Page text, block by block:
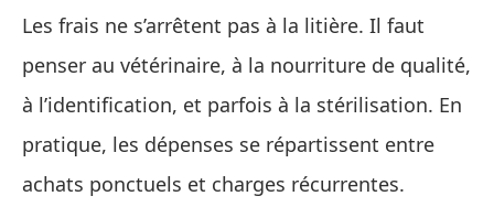
Les frais ne s’arrêtent pas à la litière. Il faut
penser au vétérinaire, à la nourriture de qualité,
à l’identification, et parfois à la stérilisation. En
pratique, les dépenses se répartissent entre
achats ponctuels et charges récurrentes.